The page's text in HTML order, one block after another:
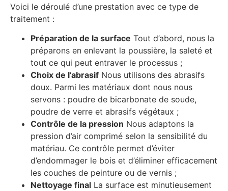
Voici le déroulé d’une prestation avec ce type de
traitement :
Préparation de la surface Tout d’abord, nous la
préparons en enlevant la poussière, la saleté et
tout ce qui peut entraver le processus ;
Choix de l’abrasif Nous utilisons des abrasifs
doux. Parmi les matériaux dont nous nous
servons : poudre de bicarbonate de soude,
poudre de verre et abrasifs végétaux ;
Contrôle de la pression Nous adaptons la
pression d’air comprimé selon la sensibilité du
matériau. Ce contrôle permet d’éviter
d’endommager le bois et d’éliminer efficacement
les couches de peinture ou de vernis ;
Nettoyage final La surface est minutieusement